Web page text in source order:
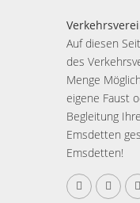
Auf diesen
des
Menge
eigene Faust
Begleitung
Emsdetten
Emsdetten!